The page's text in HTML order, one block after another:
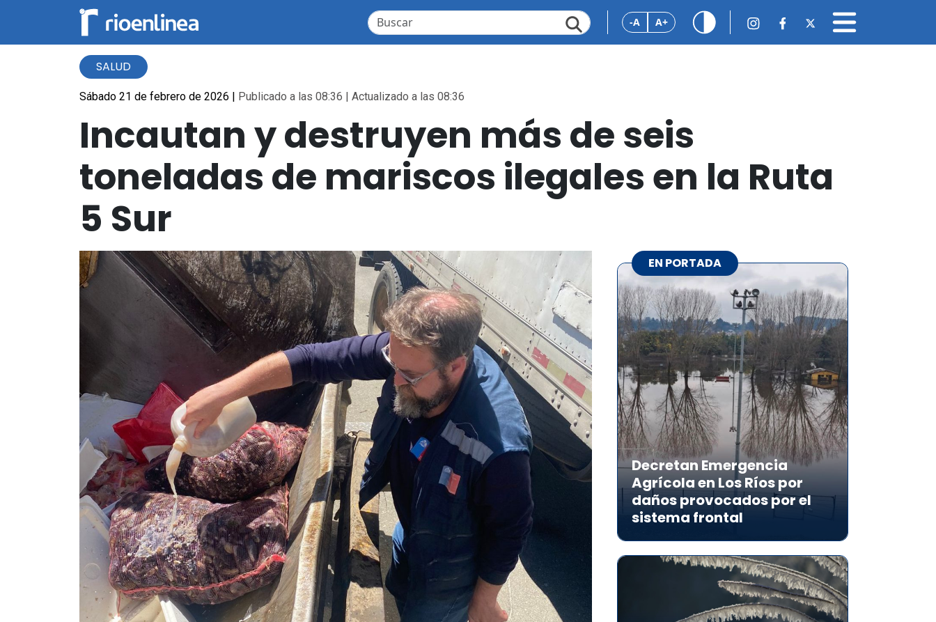
-A A+
SALUD
Sábado 21 de febrero de 2026 | Publicado a las 08:36 | Actualizado a las 08:36
Incautan y destruyen más de seis
toneladas de mariscos ilegales en la Ruta
5 Sur
EN PORTADA
Decretan Emergencia
Agrícola en Los Ríos por
daños provocados por el
sistema frontal